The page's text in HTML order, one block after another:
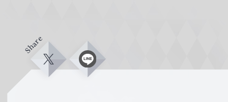
Share
X L
i